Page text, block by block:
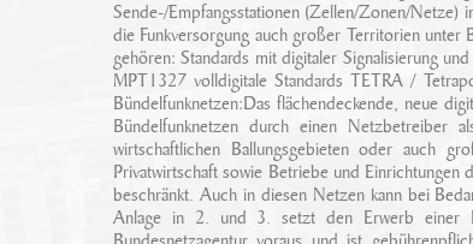
Sende-/Empfangsstationen (Zellen/Zonen/Netze)
die Funkversorgung auch großer Territorien unter
gehören: Standards mit digitaler Signalisierung
MPT1327 volldigitale Standards TETRA /
Bündelfunknetzen:Das flächendeckende, neue
Bündelfunknetzen durch einen Netzbetreiber
wirtschaftlichen Ballungsgebieten oder auch
Privatwirtschaft sowie Betriebe und
beschränkt. Auch in diesen Netzen kann bei
Anlage in 2. und 3. setzt den Erwerb einer
Bundesnetzagentur voraus und ist